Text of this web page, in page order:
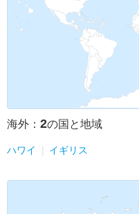
海外： 2の国と地域
ハワイ イギリス